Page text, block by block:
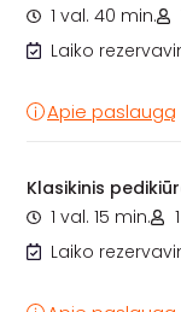
1 val. 40 min.
Laiko
Apie paslaugą
Klasikinis
1 val. 15 min.
Laiko